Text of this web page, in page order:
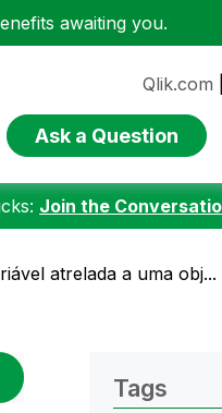
awaiting you.
Qlik.com
Ask a Question
Join the
atrelada a uma obj...
Tags